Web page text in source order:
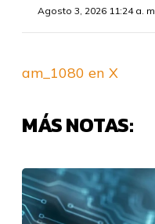
Agosto 3, 2026 11:24 a. m.
am_1080 en X
MÁS NOTAS: